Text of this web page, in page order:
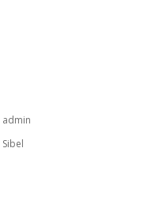
admin
Sibel